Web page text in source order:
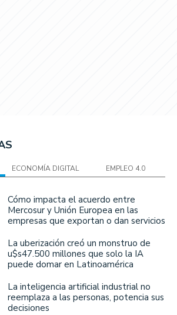
ECONOMÍA DIGITAL EMPLEO 4.0
Cómo impacta el acuerdo entre
Mercosur y Unión Europea en las
empresas que exportan o dan servicios
La uberización creó un monstruo de
u$s47.500 millones que solo la IA
puede domar en Latinoamérica
La inteligencia artificial industrial no
reemplaza a las personas, potencia sus
decisiones